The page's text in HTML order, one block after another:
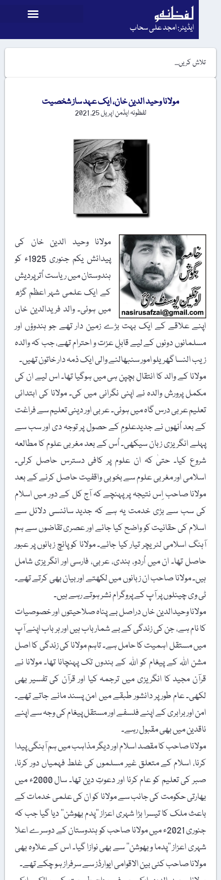
ایڈیٹر: امجد علی سحاب
مولانا وحید الدین خان، ایک عہد ساز شخصیت
لفظونہ ایڈمناپریل 25, 2021
مولانا وحید الدین خان کی
پیدائش یکم جنوری 1925ء کو
ہندوستان میں ریاست اُتر پردیش
کے ایک علمی شہر اعظم گڑھ
میں ہوئی۔ والد فریدالدین خاں
علاقے کے ایک بہت بڑے زمین دار تھے جو ہندوؤں اور
دونوں کے لیے قابلِ عزت و احترام تھے، جب کہ والدہ
النسا گھریلو امور سنبھالنے والی ایک ذمہ دار خاتون تھیں۔
کے والد کا انتقال بچپن ہی میں ہوگیا تھا۔ اس لیے ان کی
پرورش والدہ نے اپنی نگرانی میں کی۔ مولانا کی ابتدائی
عربی درس گاہ میں ہوئی۔ عربی اور دینی تعلیم سے فراغت
بعد اُنھوں نے جدیدعلومِ کے حصول پر توجہ دی اور سب سے
انگریزی زبان سیکھی۔ اُس کے بعد مغربی علوم کا مطالعہ
کیا۔ حتیٰ کہ ان علوم پر کافی دسترس حاصل کرلی۔
اور مغربی علوم سے بخوبی واقفیت حاصل کرنے کے بعد
صاحب اِس نتیجہ پر پہنچے کہ آج کل کے دور میں اسلام
سب سے بڑی خدمت یہ ہے کہ جدید سائنسی دلائل سے
کی حقانیت کو واضح کیا جائے اور عصری تقاضوں سے ہم
اسلامی لٹریچر تیار کیا جائے۔ مولانا کو پانچ زبانوں پر عبور
تھا۔ ان میں اُردو، ہندی، عربی، فارسی اور انگریزی شامل
مولانا صاحب ان زبانوں میں لکھتے اور بیان بھی کرتے تھے۔
چینلوں پر آپ کے پروگرام نشر ہوتے رہے ہیں۔
وحیدالدین خاں دراصل بے پناہ صلاحیتوں اور خصوصیات
ہے، جن کی زندگی کے بے شمار باب ہیں اور ہر باب اپنے آپ
مستقل اہمیت کا حامل ہے۔ تاہم مولانا کی زندگی کا اصل
اللہ کے پیغام کو اللہ کے بندوں تک پہنچانا تھا۔ مولانا نے
مجید کا انگریزی میں ترجمہ کیا اور قرآن کی تفسیر بھی
عام طور پر دانشور طبقے میں امن پسند مانے جاتے تھے۔
اور برابری کے اپنے فلسفے اور مستقل پیغام کی وجہ سے اپنے
میں بھی مقبول رہے۔
صاحب کا مقصد اسلام اور دیگر مذاہب میں ہم آہنگی پیدا
اسلام کے متعلق غیر مسلموں کی غلط فہمیاں دور کرنا،
صبر کی تعلیم کو عام کرنا اور دعوتِ دین تھا۔ سال 2000ء میں
حکومت کی جانب سے مولانا کو ان کی علمی خدمات کے
ملک کا تیسرا بڑا شہری اعزاز ’’پدم بھوشن‘‘ دیا گیا جب کہ
جنوری 2021ء میں مولانا صاحب کو ہندوستان کے دوسرے اعلا
اعزاز ’’پدما وبھوشن‘‘ سے بھی نوازا گیا۔ اس کے علاوہ بھی
صاحب کئی بین الاقوامی ایوارڈز سے سرفراز ہو چکے تھے۔